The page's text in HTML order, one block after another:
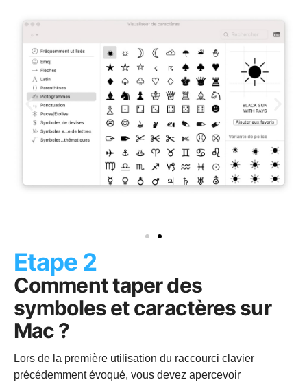
Etape 2
Comment taper des
symboles et caractères sur
Mac ?
Lors de la première utilisation du raccourci clavier
précédemment évoqué, vous devez apercevoir